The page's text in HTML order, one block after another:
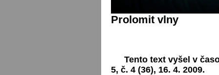
Prolomit vlny
Tento text vyšel v
5, č. 4 (36), 16. 4. 2009.